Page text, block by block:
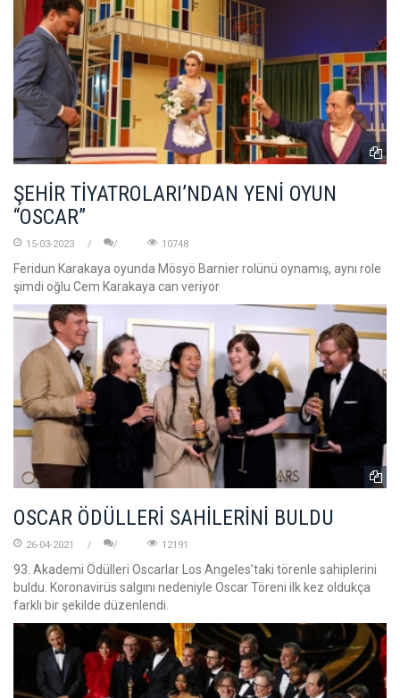
ŞEHİR TİYATROLARI’NDAN YENİ OYUN
“OSCAR”
15-03-2023 10748
Feridun Karakaya oyunda Mösyö Barnier rolünü oynamış, aynı role
şimdi oğlu Cem Karakaya can veriyor
OSCAR ÖDÜLLERİ SAHİLERİNİ BULDU
26-04-2021 12191
93. Akademi Ödülleri Oscarlar Los Angeles’taki törenle sahiplerini
buldu. Koronavirüs salgını nedeniyle Oscar Töreni ilk kez oldukça
farklı bir şekilde düzenlendi.